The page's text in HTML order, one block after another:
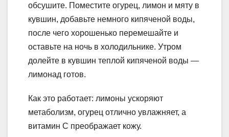
обсушите. Поместите огурец, лимон и мяту в
кувшин, добавьте немного кипяченой воды,
после чего хорошенько перемешайте и
оставьте на ночь в холодильнике. Утром
долейте в кувшин теплой кипяченой воды —
лимонад готов.
Как это работает: лимоны ускоряют
метаболизм, огурец отлично увлажняет, а
витамин С преображает кожу.